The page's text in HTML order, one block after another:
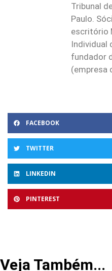
Tribunal
Paulo.
escritório
Individual
fundador
(empresa
FACEBOOK
TWITTER
LINKEDIN
PINTEREST
Veja Também...